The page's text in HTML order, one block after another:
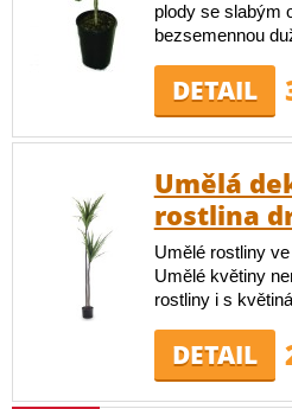
plody se slabým
bezsemennou
DETAIL
Umělá
rostlina
Umělé rostliny
Umělé květiny
rostliny i s
DETAIL